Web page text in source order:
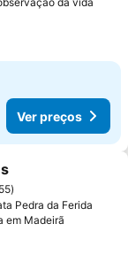
Ver preços
favoritos
Pedra da Ferida
em Madeirã